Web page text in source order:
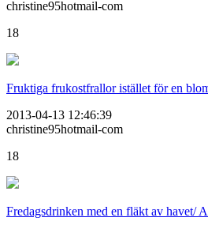
christine95hotmail-com
18
Fruktiga frukostfrallor istället för en
2013-04-13 12:46:39
christine95hotmail-com
18
Fredagsdrinken med en fläkt av havet/